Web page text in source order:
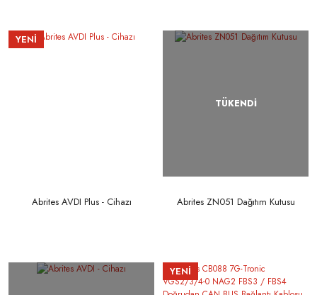
YENİ
Abrites AVDI Plus - Cihazı
TÜKENDİ
Abrites ZN051 Dağıtım Kutusu
YENİ